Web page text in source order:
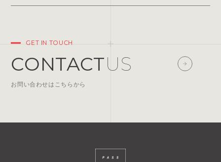
GET IN TOUCH
CONTACTUS
お問い合わせはこちらから